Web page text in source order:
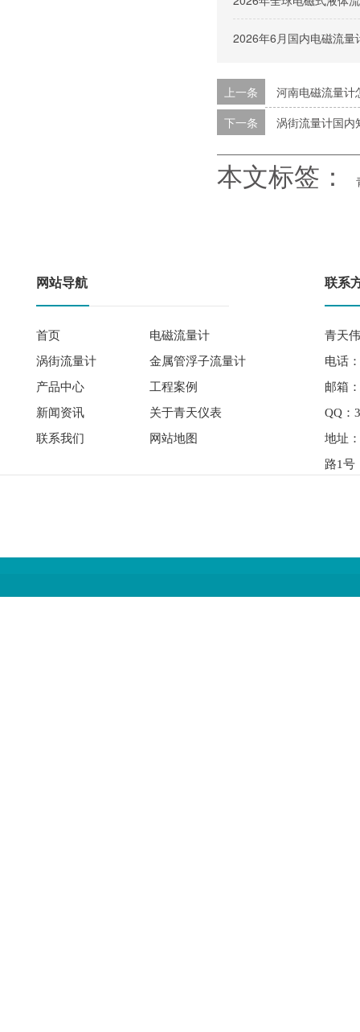
2026年6月国内电磁流
上一条
河南电磁流量计
下一条
涡街流量计国内
本文标签：
网站导航
首页
电磁流量计
涡街流量计
金属管浮子流量计
产品中心
工程案例
新闻资讯
关于青天仪表
联系我们
网站地图
联系
青天
电话
邮箱
QQ：
地址
路1号